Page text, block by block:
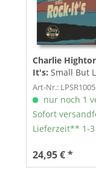
Charlie
It's: Small But
10inch)
Art-Nr.: LPSR1005
nur noch 1
Sofort
Lieferzeit** 1-3
24,95 € *